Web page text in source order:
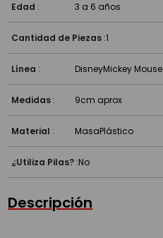
Edad : 3 a 6 años
Cantidad de Piezas :1
Línea : DisneyMickey Mouse
Medidas : 9cm aprox
Material : MasaPlástico
¿Utiliza Pilas? :No
Descripción